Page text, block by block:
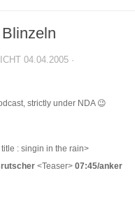
04.04.2005 ·
strictly under NDA 😉
title : singin in the rain>
<Teaser> 07:45/anker